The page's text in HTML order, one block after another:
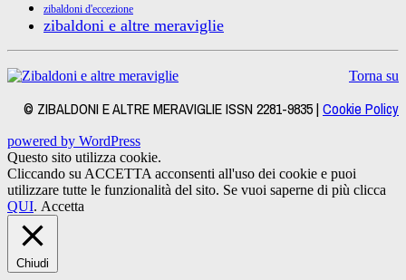
zibaldoni d'eccezione
zibaldoni e altre meraviglie
Torna su
© ZIBALDONI E ALTRE MERAVIGLIE ISSN 2281-9835 | Cookie Policy
powered by WordPress
Questo sito utilizza cookie.
Cliccando su ACCETTA acconsenti all'uso dei cookie e puoi
utilizzare tutte le funzionalità del sito. Se vuoi saperne di più clicca
QUI. Accetta
Chiudi